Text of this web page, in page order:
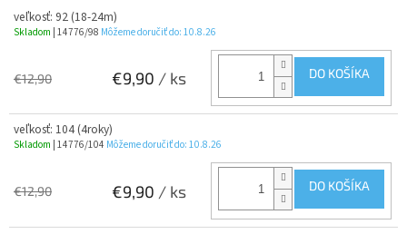
veľkosť: 92 (18-24m)
Skladom | 14776/98 Môžeme doručiť do: 10.8.26
€12,90 €9,90 / ks DO KOŠÍKA
veľkosť: 104 (4roky)
Skladom | 14776/104 Môžeme doručiť do: 10.8.26
€12,90 €9,90 / ks DO KOŠÍKA